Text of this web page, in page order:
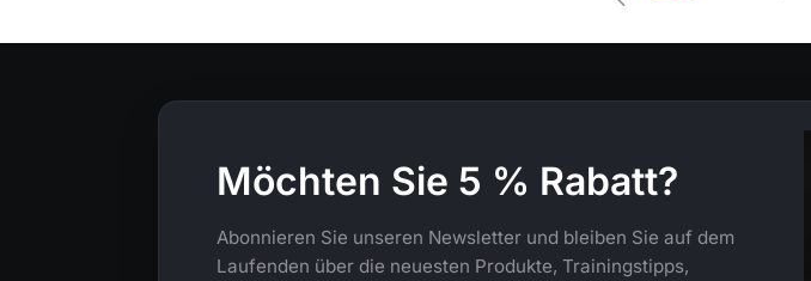
Möchten Sie 5 % Rabatt?
Abonnieren Sie unseren Newsletter und bleiben Sie auf dem
Laufenden über die neuesten Produkte, Trainingstipps,